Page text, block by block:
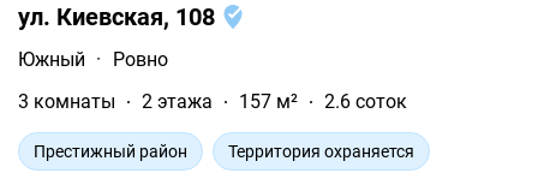
ул. Киевская, 108
Южный ·
Ровно
3 комнаты
2 этажа 157 м² 2.6 соток
Престижный район Территория охраняется